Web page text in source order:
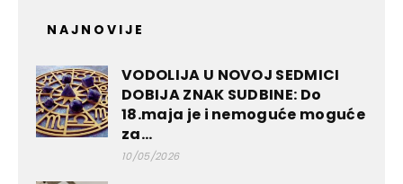
NAJNOVIJE
VODOLIJA U NOVOJ SEDMICI
DOBIJA ZNAK SUDBINE: Do
18.maja je i nemoguće moguće
za...
10/05/2026